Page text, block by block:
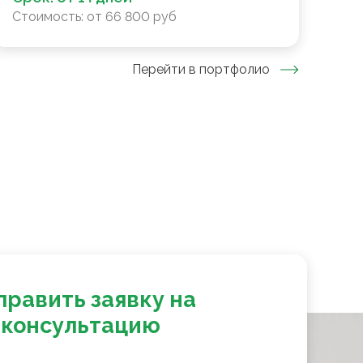
Стоимость: от 66 800 руб
Перейти в портфолио
заявку на
консультацию